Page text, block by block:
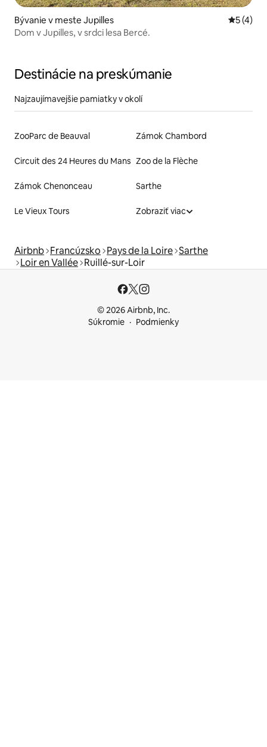
Bývanie v meste Jupilles
5 (4)
Dom v Jupilles, v srdci lesa Bercé.
Destinácie na preskúmanie
Najzaujímavejšie pamiatky v okolí
ZooParc de Beauval Zámok Chambord
Circuit des 24 Heures du Mans Zoo de la Flèche
Zámok Chenonceau Sarthe
Le Vieux Tours Zobraziť viac
Airbnb Francúzsko Pays de la Loire Sarthe
Loir en Vallée Ruillé-sur-Loir
© 2026 Airbnb, Inc.
Súkromie
Podmienky